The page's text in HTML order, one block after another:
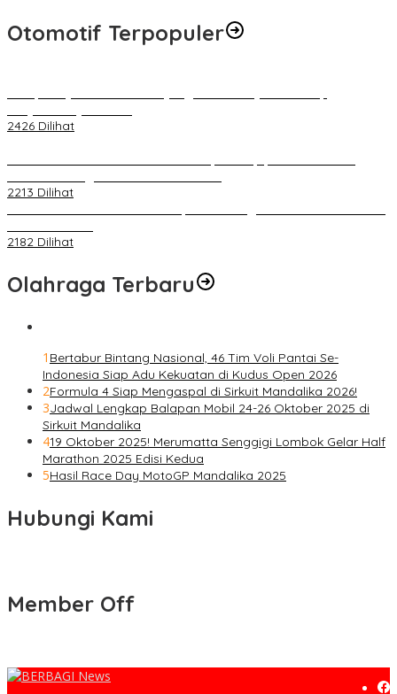
Otomotif Terpopuler
2426 Dilihat
2213 Dilihat
2182 Dilihat
Olahraga Terbaru
1 Bertabur Bintang Nasional, 46 Tim Voli Pantai Se-
Indonesia Siap Adu Kekuatan di Kudus Open 2026
2Formula 4 Siap Mengaspal di Sirkuit Mandalika 2026!
3Jadwal Lengkap Balapan Mobil 24-26 Oktober 2025 di
Sirkuit Mandalika
419 Oktober 2025! Merumatta Senggigi Lombok Gelar Half
Marathon 2025 Edisi Kedua
5Hasil Race Day MotoGP Mandalika 2025
Hubungi Kami
Member Off